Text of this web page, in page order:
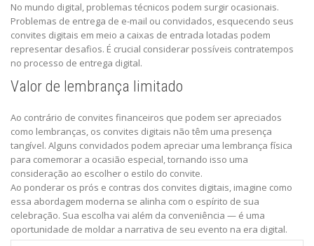
No mundo digital, problemas técnicos podem surgir ocasionais.
Problemas de entrega de e-mail ou convidados, esquecendo seus
convites digitais em meio a caixas de entrada lotadas podem
representar desafios. É crucial considerar possíveis contratempos
no processo de entrega digital.
Valor de lembrança limitado
Ao contrário de convites financeiros que podem ser apreciados
como lembranças, os convites digitais não têm uma presença
tangível. Alguns convidados podem apreciar uma lembrança física
para comemorar a ocasião especial, tornando isso uma
consideração ao escolher o estilo do convite.
Ao ponderar os prós e contras dos convites digitais, imagine como
essa abordagem moderna se alinha com o espírito de sua
celebração. Sua escolha vai além da conveniência — é uma
oportunidade de moldar a narrativa de seu evento na era digital.